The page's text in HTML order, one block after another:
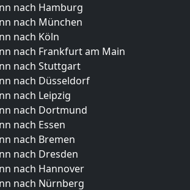
nach Hamburg
nach München
nach Köln
nach Frankfurt am Main
nach Stuttgart
nach Düsseldorf
nach Leipzig
nach Dortmund
nach Essen
nach Bremen
nach Dresden
nach Hannover
nach Nürnberg